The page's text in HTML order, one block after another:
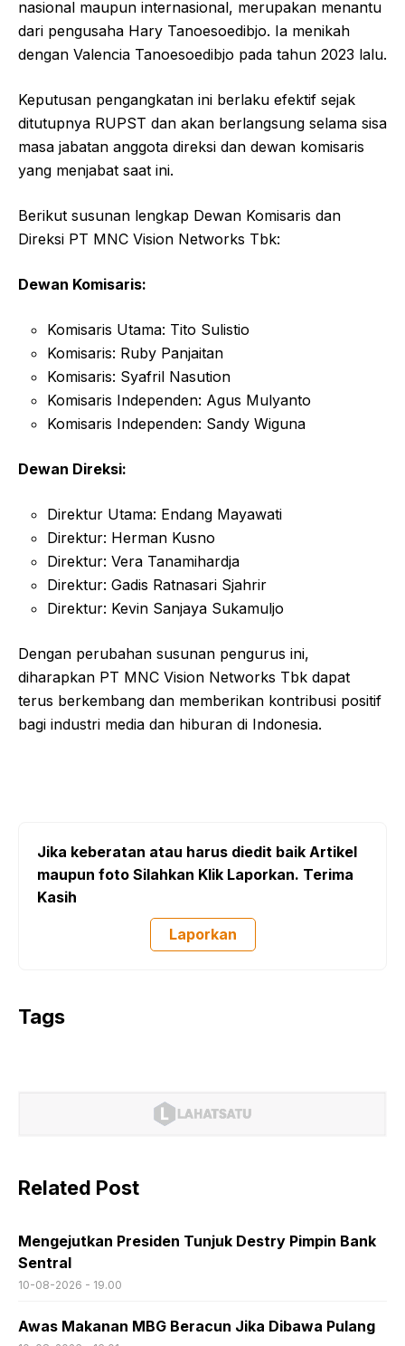
nasional maupun internasional, merupakan menantu
dari pengusaha Hary Tanoesoedibjo. Ia menikah
dengan Valencia Tanoesoedibjo pada tahun 2023 lalu.
Keputusan pengangkatan ini berlaku efektif sejak
ditutupnya RUPST dan akan berlangsung selama sisa
masa jabatan anggota direksi dan dewan komisaris
yang menjabat saat ini.
Berikut susunan lengkap Dewan Komisaris dan
Direksi PT MNC Vision Networks Tbk:
Dewan Komisaris:
Komisaris Utama: Tito Sulistio
Komisaris: Ruby Panjaitan
Komisaris: Syafril Nasution
Komisaris Independen: Agus Mulyanto
Komisaris Independen: Sandy Wiguna
Dewan Direksi:
Direktur Utama: Endang Mayawati
Direktur: Herman Kusno
Direktur: Vera Tanamihardja
Direktur: Gadis Ratnasari Sjahrir
Direktur: Kevin Sanjaya Sukamuljo
Dengan perubahan susunan pengurus ini,
diharapkan PT MNC Vision Networks Tbk dapat
terus berkembang dan memberikan kontribusi positif
bagi industri media dan hiburan di Indonesia.
Jika keberatan atau harus diedit baik Artikel
maupun foto Silahkan Klik Laporkan. Terima
Kasih
Laporkan
Tags
Related Post
Mengejutkan Presiden Tunjuk Destry Pimpin Bank
Sentral
10-08-2026 - 19.00
Awas Makanan MBG Beracun Jika Dibawa Pulang